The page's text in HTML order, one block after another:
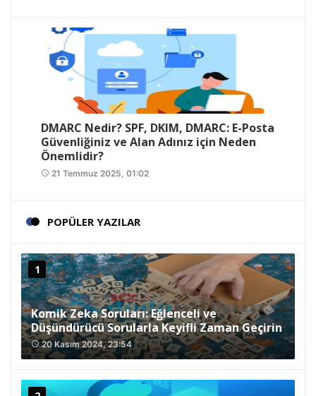
DMARC Nedir? SPF, DKIM, DMARC: E-Posta
Güvenliğiniz ve Alan Adınız için Neden
Önemlidir?
access_time 21 Temmuz 2025, 01:02
POPÜLER YAZILAR
Komik Zeka Soruları: Eğlenceli ve
Düşündürücü Sorularla Keyifli Zaman Geçirin
access_time20 Kasım 2024, 23:54